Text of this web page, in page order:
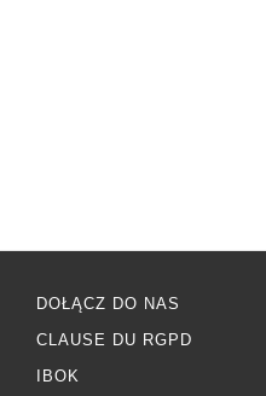
DOŁĄCZ DO NAS
CLAUSE DU RGPD
IBOK